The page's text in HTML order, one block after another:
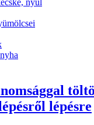
lépésre